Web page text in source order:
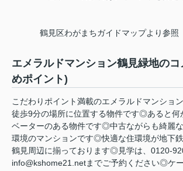
鶴見区わがまちガイドマップより参照
エメラルドマンション鶴見緑地の
めポイント)
こだわりポイント満載のエメラルドマンショ
徒歩9分の場所に位置する物件です◎あると何
ベーターのある物件です◎中古ながらも綺麗
環境のマンションです◎快適な住環境が地下
鶴見周辺に揃っております◎見学は、0120-
info@kshome21.netまでご予約ください◎ケ